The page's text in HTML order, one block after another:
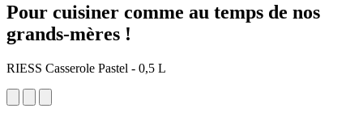
Pour cuisiner comme au temps de nos
grands-mères !
RIESS Casserole Pastel - 0,5 L